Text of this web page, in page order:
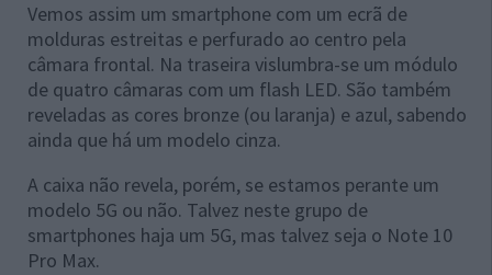
Vemos assim um smartphone com um ecrã de
molduras estreitas e perfurado ao centro pela
câmara frontal. Na traseira vislumbra-se um módulo
de quatro câmaras com um flash LED. São também
reveladas as cores bronze (ou laranja) e azul, sabendo
ainda que há um modelo cinza.
A caixa não revela, porém, se estamos perante um
modelo 5G ou não. Talvez neste grupo de
smartphones haja um 5G, mas talvez seja o Note 10
Pro Max.